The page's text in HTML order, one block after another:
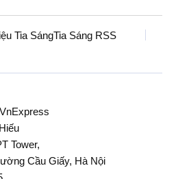
Tia SángTia Sáng RSS
Tower,
Cầu Giấy, Hà Nội